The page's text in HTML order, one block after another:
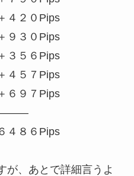
２０Pips
３０Pips
５６Pips
５７Pips
９７Pips
６Pips
が、あとで詳細言うよ